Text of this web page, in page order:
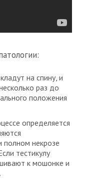
на спину, и
раз до
положения
определяется
полном некрозе
тестикулу
к мошонке и